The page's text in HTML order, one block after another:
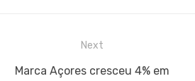
Next
NextMarca Açores cresceu 4% em